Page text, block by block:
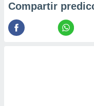
Compartir